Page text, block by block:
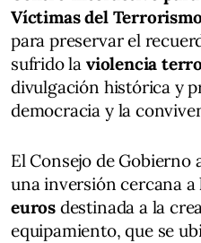
Víctimas del
para preservar el
sufrido la violencia
divulgación histórica y
democracia y la
El Consejo de Gobierno
una inversión cercana a
euros destinada a la
equipamiento, que se